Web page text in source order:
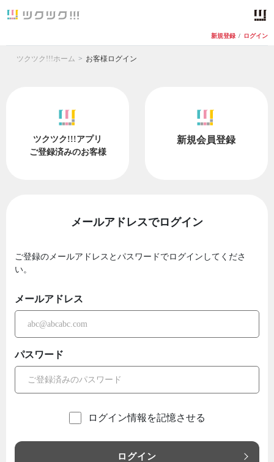
新規登録 / ログイン
ツクツク!!!ホーム お客様ログイン
ツクツク!!!アプリ
ご登録済みのお客様
新規会員登録
メールアドレスでログイン
ご登録のメールアドレスとパスワードでログインしてくださ
い。
メールアドレス
パスワード
ログイン情報を記憶させる
ログイン